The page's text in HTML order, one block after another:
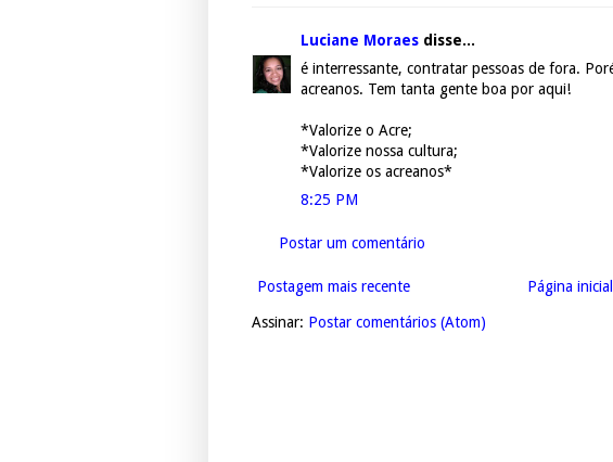
Luciane Moraes disse...
é interressante, contratar pessoas de fora.
acreanos. Tem tanta gente boa por aqui!
*Valorize o Acre;
*Valorize nossa cultura;
*Valorize os acreanos*
8:25 PM
Postar um comentário
Postagem mais recente Página inicial
Assinar: Postar comentários (Atom)